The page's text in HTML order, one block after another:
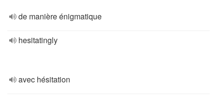
de manière énigmatique
hesitatingly
avec hésitation